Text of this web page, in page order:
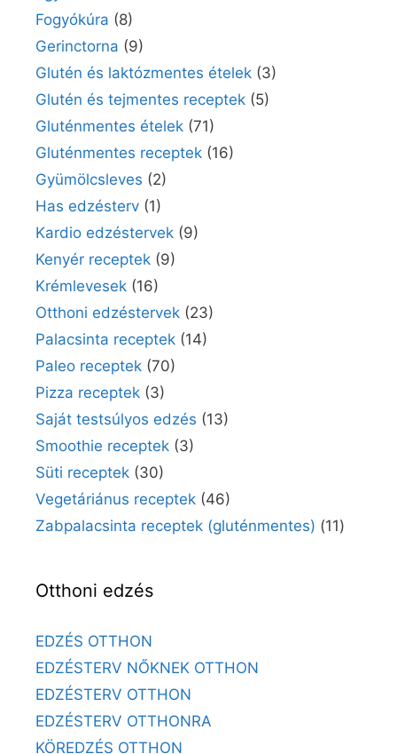
Fogyókúra (8)
Gerinctorna (9)
Glutén és laktózmentes ételek (3)
Glutén és tejmentes receptek (5)
Gluténmentes ételek (71)
Gluténmentes receptek (16)
Gyümölcsleves (2)
Has edzésterv (1)
Kardio edzéstervek (9)
Kenyér receptek (9)
Krémlevesek (16)
Otthoni edzéstervek (23)
Palacsinta receptek (14)
Paleo receptek (70)
Pizza receptek (3)
Saját testsúlyos edzés (13)
Smoothie receptek (3)
Süti receptek (30)
Vegetáriánus receptek (46)
Zabpalacsinta receptek (gluténmentes) (11)
Otthoni edzés
EDZÉS OTTHON
EDZÉSTERV NŐKNEK OTTHON
EDZÉSTERV OTTHON
EDZÉSTERV OTTHONRA
KÖREDZÉS OTTHON